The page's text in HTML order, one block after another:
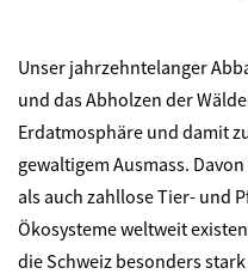
Unser jahrzehntelanger
und das Abholzen der
Erdatmosphäre und damit
gewaltigem Ausmass.
als auch zahllose Tier- und
Ökosysteme weltweit
die Schweiz besonders